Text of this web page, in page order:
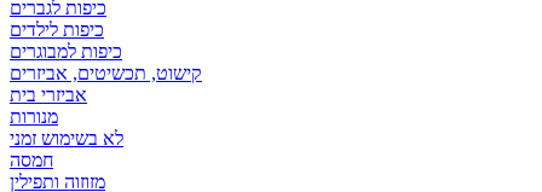
כיפות לגברים
כיפות לילדים
כיפות למבוגרים
קישוט, תכשיטים, אביזרים
אביזרי בית
מנורות
לא בשימוש זמני
חמסה
מזוזוה ותפילין